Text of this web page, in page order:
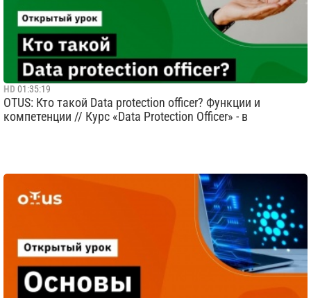
HD 01:35:19
OTUS: Кто такой Data protection officer? Функции и
компетенции // Курс «Data Protection Officer» - в